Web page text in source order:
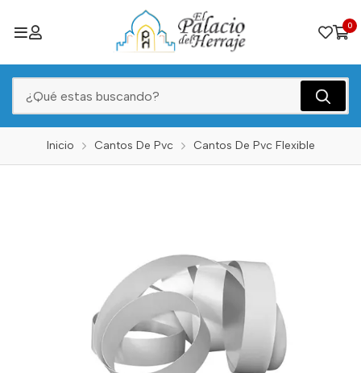
0
Inicio Cantos De Pvc Cantos De Pvc Flexible